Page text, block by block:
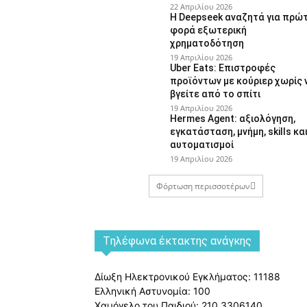
22 Απριλίου 2026
Η Deepseek αναζητά για
φορά εξωτερική
χρηματοδότηση
19 Απριλίου 2026
Uber Eats: Επιστροφές
προϊόντων με κούριερ χωρίς
βγείτε από το σπίτι
19 Απριλίου 2026
Hermes Agent: αξιολόγηση,
εγκατάσταση, μνήμη, skills και
αυτοματισμοί
19 Απριλίου 2026
Φόρτωση περισσοτέρων
Tηλέφωνα έκτακτης ανάγκης
Δίωξη Ηλεκτρονικού Εγκλήματος: 11188
Ελληνική Αστυνομία: 100